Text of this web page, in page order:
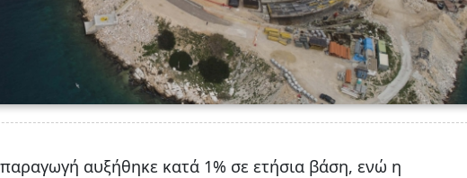
αυξήθηκε κατά 1% σε ετήσια βάση, ενώ η